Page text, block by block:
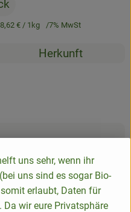
€ / 1kg 7% MwSt
Herkunft
uns sehr, wenn ihr
uns sind es sogar Bio-
erlaubt, Daten für
wir eure Privatsphäre